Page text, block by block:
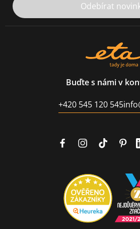
Odebírat
Buďte s námi v
+420 545 120 545